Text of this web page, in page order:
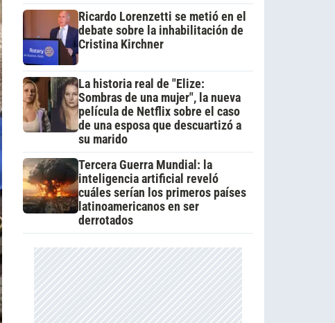
Ricardo Lorenzetti se metió en el
debate sobre la inhabilitación de
Cristina Kirchner
La historia real de "Elize:
Sombras de una mujer", la nueva
película de Netflix sobre el caso
de una esposa que descuartizó a
su marido
Tercera Guerra Mundial: la
inteligencia artificial reveló
cuáles serían los primeros países
latinoamericanos en ser
derrotados